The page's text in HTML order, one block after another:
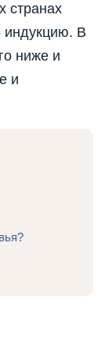
странах
индукцию. В
ниже и
и